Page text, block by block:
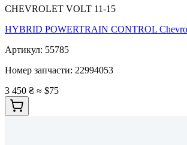
CHEVROLET VOLT 11-15
HYBRID POWERTRAIN CONTROL
Артикул: 55785
Номер запчасти: 22994053
3 450 ₴ ≈ $75